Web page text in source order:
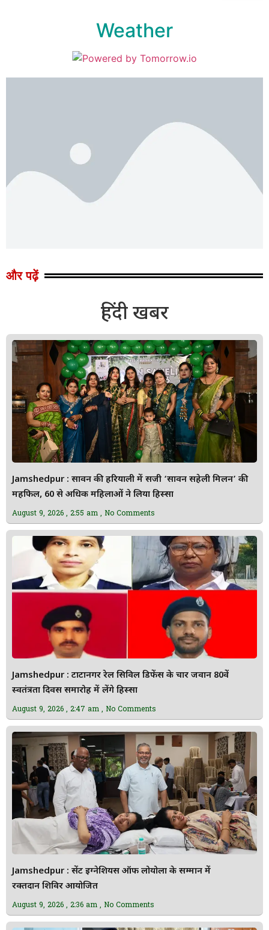
Weather
और पढ़ें
हिंदी खबर
Jamshedpur : सावन की हरियाली में सजी ‘सावन सहेली मिलन’ की
महफिल, 60 से अधिक महिलाओं ने लिया हिस्सा
August 9, 2026 2:55 am No Comments
Jamshedpur : टाटानगर रेल सिविल डिफेंस के चार जवान 80वें
स्वतंत्रता दिवस समारोह में लेंगे हिस्सा
August 9, 2026 2:47 am No Comments
Jamshedpur : सेंट इग्नेशियस ऑफ लोयोला के सम्मान में
रक्तदान शिविर आयोजित
August 9, 2026 2:36 am No Comments